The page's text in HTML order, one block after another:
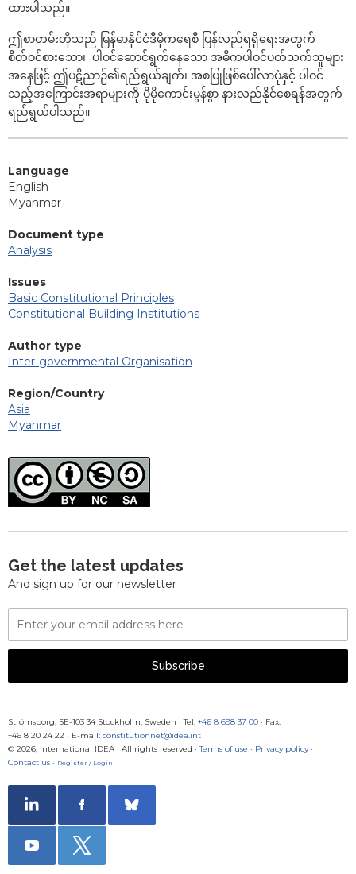
ထားပါသည်။
ဤစာတမ်းတိုသည် မြန်မာနိုင်ငံဒီမိုကရေစီ ပြန်လည်ရရှိရေးအတွက်
စိတ်ဝင်စားသော၊ ပါဝင်ဆောင်ရွက်နေသော အဓိကပါဝင်ပတ်သက်သူများ
အနေဖြင့် ဤပဋိညာဉ်၏ရည်ရွယ်ချက်၊ အစပြုဖြစ်ပေါ်လာပုံနှင့် ပါဝင်
သည့်အကြောင်းအရာများကို ပိုမိုကောင်းမွန်စွာ နားလည်နိုင်စေရန်အတွက်
ရည်ရွယ်ပါသည်။
Language
English
Myanmar
Document type
Analysis
Issues
Basic Constitutional Principles
Constitutional Building Institutions
Author type
Inter-governmental Organisation
Region/Country
Asia
Myanmar
Get the latest updates
And sign up for our newsletter
Email
Address
Subscribe
Strömsborg, SE-103 34 Stockholm, Sweden · Tel: +46 8 698 37 00 · Fax:
+46 8 20 24 22 · E-mail: constitutionnet@idea.int
© 2026, International IDEA · All rights reserved · Terms of use · Privacy policy·
Contact us · Register / Login